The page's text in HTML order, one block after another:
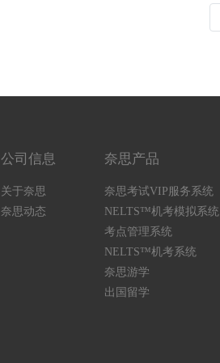
公司信息
关于奈思
奈思动态
奈思产品
奈思考试VIP服务系统
NELTS™机考模拟系统
考点管理系统
NELTS™机考系统
奈思游学
出国留学